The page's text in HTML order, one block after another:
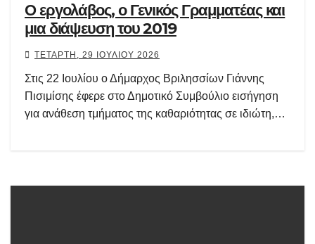
Ο εργολάβος, ο Γενικός Γραμματέας και
μια διάψευση του 2019
ΤΕΤΆΡΤΗ, 29 ΙΟΥΛΊΟΥ 2026
Στις 22 Ιουλίου ο Δήμαρχος Βριλησσίων Γιάννης
Πισιμίσης έφερε στο Δημοτικό Συμβούλιο εισήγηση
για ανάθεση τμήματος της καθαριότητας σε ιδιώτη,…